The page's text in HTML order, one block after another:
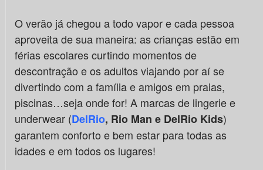
O verão já chegou a todo vapor e cada pessoa
aproveita de sua maneira: as crianças estão em
férias escolares curtindo momentos de
descontração e os adultos viajando por aí se
divertindo com a família e amigos em praias,
piscinas…seja onde for! A marcas de lingerie e
underwear (DelRio, Rio Man e DelRio Kids)
garantem conforto e bem estar para todas as
idades e em todos os lugares!